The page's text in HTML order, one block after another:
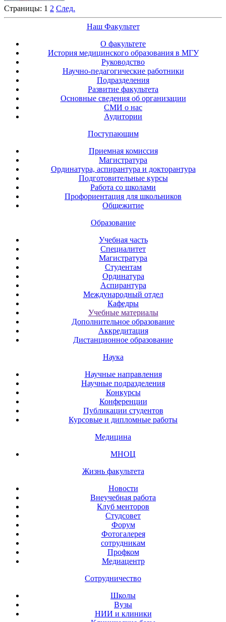
Страницы: 1 2 След.
Наш Факультет
О факультете
История медицинского образования в МГУ
Руководство
Научно-педагогические работники
Подразделения
Развитие факультета
Основные сведения об организации
СМИ о нас
Аудитории
Поступающим
Приемная комиссия
Магистратура
Ординатура, аспирантура и докторантура
Подготовительные курсы
Работа со школами
Профориентация для школьников
Общежитие
Образование
Учебная часть
Специалитет
Магистратура
Студентам
Ординатура
Аспирантура
Международный отдел
Кафедры
Учебные материалы
Дополнительное образование
Аккредитация
Дистанционное образование
Наука
Научные направления
Научные подразделения
Конкурсы
Конференции
Публикации студентов
Курсовые и дипломные работы
Медицина
МНОЦ
Жизнь факультета
Новости
Внеучебная работа
Клуб менторов
Студсовет
Форум
Фотогалерея
сотрудникам
Профком
Медиацентр
Сотрудничество
Школы
Вузы
НИИ и клиники